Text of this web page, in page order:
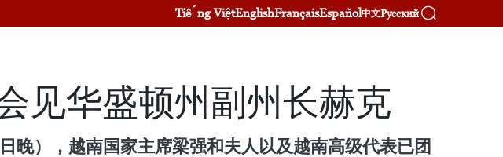
Tiếng ViệtEnglishFrançaisEspañol中文Русский
见华盛顿州副州长赫克
晚），越南国家主席梁强和夫人以及越南高级代表已团